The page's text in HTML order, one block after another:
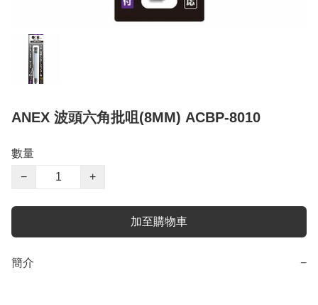
ANEX 波頭六角批咀(8MM) ACBP-8010
數量
−
+
加至購物車
簡介 −